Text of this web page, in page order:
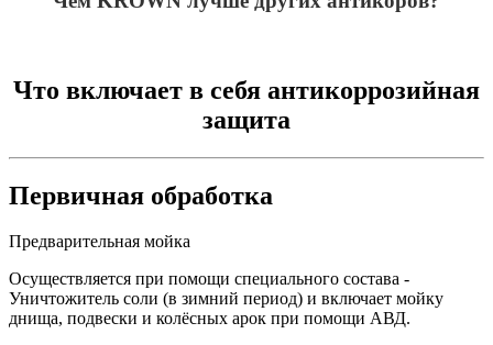
Что включает в себя антикоррозийная
защита
Первичная обработка
Предварительная мойка
Осуществляется при помощи специального состава -
Уничтожитель соли (в зимний период) и включает мойку
днища, подвески и колёсных арок при помощи АВД.